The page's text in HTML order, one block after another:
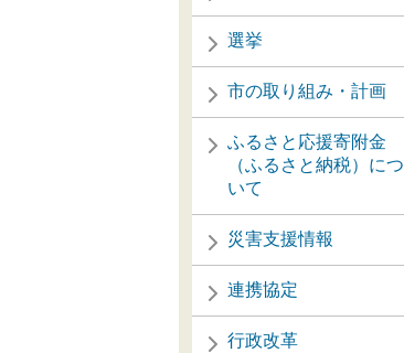
選挙
市の取り組み・計画
ふるさと応援寄附金
（ふるさと納税）につ
いて
災害支援情報
連携協定
行政改革